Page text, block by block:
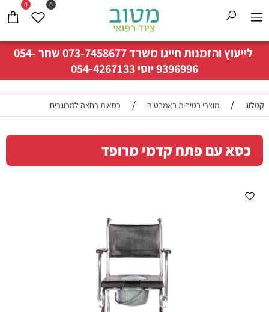
לייעוץ והזמנות חייגו משרד073-7458677שחר054-
9396996יוסי054-4267133
0 0
קטלוג / מוצרי בטיחות באמבטיה / כסאות רחצה למבוגרים
כסא עם פתח קדמי מרופד